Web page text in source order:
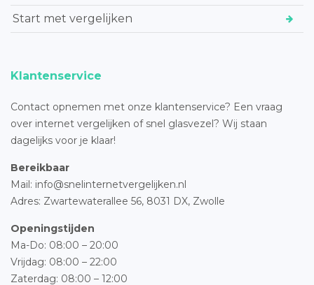
Start met vergelijken
Klantenservice
Contact opnemen met onze klantenservice? Een vraag
over internet vergelijken of snel glasvezel? Wij staan
dagelijks voor je klaar!
Bereikbaar
Mail: info@snelinternetvergelijken.nl
Adres: Zwartewaterallee 56, 8031 DX, Zwolle
Openingstijden
Ma-Do: 08:00 – 20:00
Vrijdag: 08:00 – 22:00
Zaterdag: 08:00 – 12:00